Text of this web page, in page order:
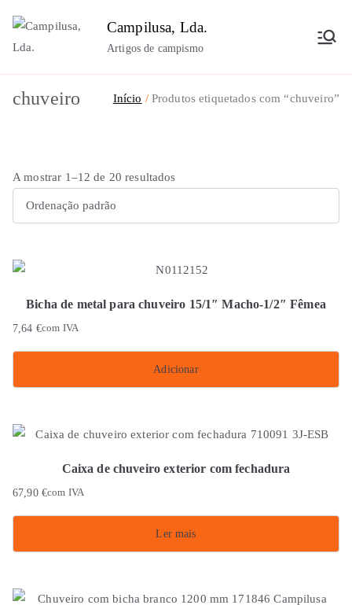
para
conteúdo
Campilusa, Lda.
Artigos de campismo
chuveiro Início Produtos etiquetados com “chuveiro”
A mostrar 1–12 de 20 resultados
Bicha de metal para chuveiro 15/1″ Macho-1/2″ Fêmea
7,64 €com IVA
Adicionar
Caixa de chuveiro exterior com fechadura
67,90 €com IVA
Ler mais